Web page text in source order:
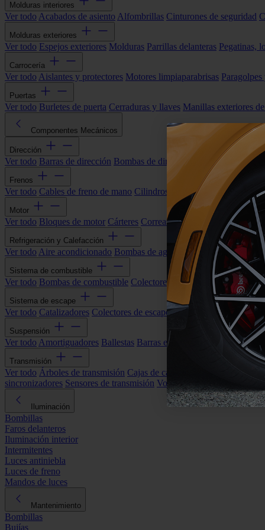
Molduras interiores
Ver todo Acabados de asiento Alfombrillas Cinturones de seguridad
Molduras exteriores
Ver todo Espejos exteriores Molduras Parrillas delanteras Pegatinas,
Carrocería
Ver todo Aislantes y protectores Motores limpiaparabrisas
Puertas
Ver todo Burletes de puerta Cerraduras y llaves Manillas exteriores
Componentes Mecánicos
Dirección
Ver todo Barras de dirección Bombas de dirección asistida
Frenos
Ver todo Cables de freno de mano Cilindros de freno Componentes
Motor
Ver todo Bloques de motor Cárteres Correas alternador Correas y
Refrigeración y Calefacción
Ver todo Aire acondicionado Bombas de agua Electroventiladores
Sistema de combustible
Ver todo Bombas de combustible Colectores de admisión Filtros de
Sistema de escape
Ver todo Catalizadores Colectores de escape Filtros de partículas
Suspensión
Ver todo Amortiguadores Ballestas Barras estabilizadoras Bieletas y
Transmisión
Ver todo Árboles de transmisión Cajas de cambios automáticas
sincronizadores Sensores de transmisión Volantes de motor
Iluminación
Bombillas
Faros delanteros
Iluminación interior
Intermitentes
Luces antiniebla
Luces de freno
Mandos de luces
Mantenimiento
Bombillas
Bujías